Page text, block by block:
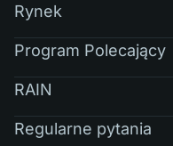
Rynek
Program Polecający
RAIN
Regularne pytania